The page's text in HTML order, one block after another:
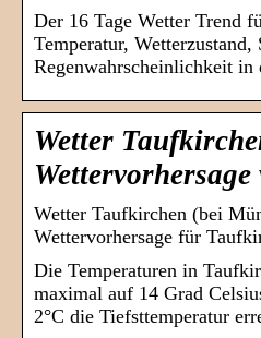
Der 16 Tage Wetter Trend
Temperatur, Wetterzustand,
Regenwahrscheinlichkeit in
Wetter
Wetter Taufkirchen (bei
Wettervorhersage für
Die Temperaturen in
maximal auf 14 Grad
2°C die Tiefsttemperatur